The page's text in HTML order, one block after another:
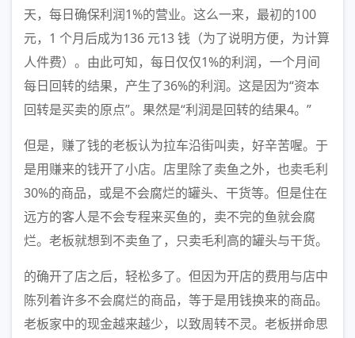
天，每日确保利润1%的营业。这么一来，最初的100
元，1 个月后成为136 元13 钱（为了说明方便，为计算
人件费）。由此可知，每日仅仅1%的利润，一个月间
每日回转的结果，产生了36%的利润。这是因为“资本
回转是买卖的原点”。果然是“利润是回转的结果4。”
但是，赚了钱的老板认为拉车沿街叫卖，好辛苦喔。于
是用赚来的钱开了小店。店里除了卖鱼之外，也卖毛利
30%的商品，或是不会腐烂的罐头、干货等。但是住在
远方的客人是不会专程来买鱼的，卖不完的鱼就会腐
烂。老板就想到不卖鱼了，只卖毛利高的罐头与干货。
的确开了店之后，轻松多了。但因为开店的费用与店中
陈列着许多不会腐烂的商品，等于是用钱换来的商品。
老板家中的现金越来越少，以致周转不灵。老板拼命思